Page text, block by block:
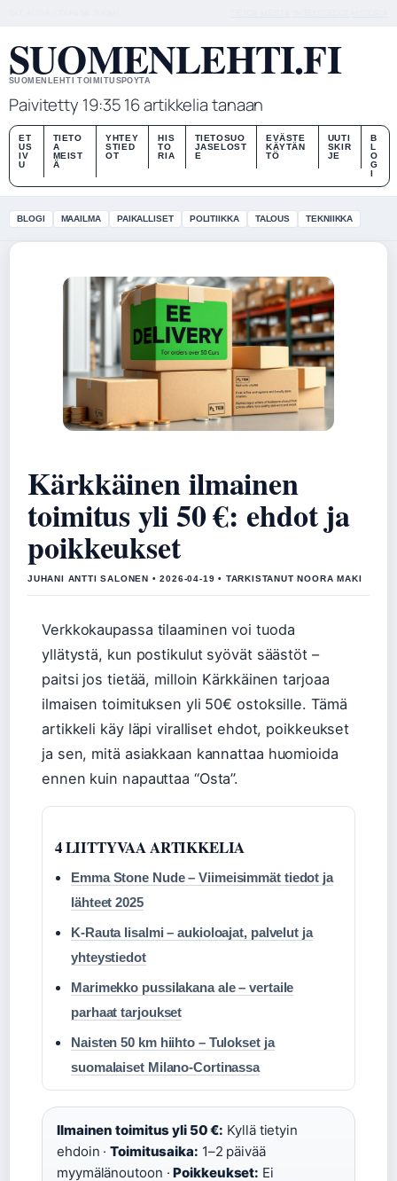
SUOMENLEHTI.FI
SUOMENLEHTI TOIMITUSPOYTA
Paivitetty 19:3516 artikkelia tanaan
ET
US
IV
U
TIETO
A
MEIST
Ä
YHTEY
STIED
OT
HIS
TO
RIA
TIETOSUO
JASELOST
E
EVÄSTE
KÄYTÄN
TÖ
UUTI
SKIR
JE
B
L
O
G
I
BLOGI MAAILMA PAIKALLISET POLITIIKKA TALOUS TEKNIIKKA
Kärkkäinen ilmainen
toimitus yli 50 €: ehdot ja
poikkeukset
JUHANI ANTTI SALONEN • 2026-04-19 • TARKISTANUT NOORA MAKI
Verkkokaupassa tilaaminen voi tuoda
yllätystä, kun postikulut syövät säästöt –
paitsi jos tietää, milloin Kärkkäinen tarjoaa
ilmaisen toimituksen yli 50€ ostoksille. Tämä
artikkeli käy läpi viralliset ehdot, poikkeukset
ja sen, mitä asiakkaan kannattaa huomioida
ennen kuin napauttaa “Osta”.
4 LIITTYVAA ARTIKKELIA
Emma Stone Nude – Viimeisimmät tiedot ja
lähteet 2025
K-Rauta Iisalmi – aukioloajat, palvelut ja
yhteystiedot
Marimekko pussilakana ale – vertaile
parhaat tarjoukset
Naisten 50 km hiihto – Tulokset ja
suomalaiset Milano-Cortinassa
Ilmainen toimitus yli 50 €: Kyllä tietyin
ehdoin ·Toimitusaika: 1–2 päivää
myymälänoutoon ·Poikkeukset: Ei